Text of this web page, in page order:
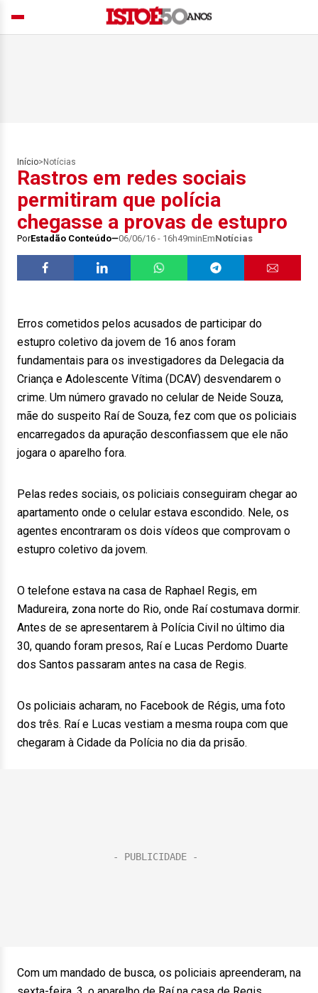
Início> Notícias
Rastros em redes sociais
permitiram que polícia
chegasse a provas de estupro
PorEstadão Conteúdo 06/06/16 - 16h49minEmNotícias
Erros cometidos pelos acusados de participar do
estupro coletivo da jovem de 16 anos foram
fundamentais para os investigadores da Delegacia da
Criança e Adolescente Vítima (DCAV) desvendarem o
crime. Um número gravado no celular de Neide Souza,
mãe do suspeito Raí de Souza, fez com que os policiais
encarregados da apuração desconfiassem que ele não
jogara o aparelho fora.
Pelas redes sociais, os policiais conseguiram chegar ao
apartamento onde o celular estava escondido. Nele, os
agentes encontraram os dois vídeos que comprovam o
estupro coletivo da jovem.
O telefone estava na casa de Raphael Regis, em
Madureira, zona norte do Rio, onde Raí costumava dormir.
Antes de se apresentarem à Polícia Civil no último dia
30, quando foram presos, Raí e Lucas Perdomo Duarte
dos Santos passaram antes na casa de Regis.
Os policiais acharam, no Facebook de Régis, uma foto
dos três. Raí e Lucas vestiam a mesma roupa com que
chegaram à Cidade da Polícia no dia da prisão.
Com um mandado de busca, os policiais apreenderam, na